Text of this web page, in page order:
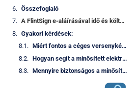
Összefoglaló
A FlintSign e-aláírásával idő és költség is csökkenthető
Gyakori kérdések:
Miért fontos a céges versenyképesség szempontjából a digitalizáció?
Hogyan segít a minősített elektronikus aláírás a vállalatoknak?
Mennyire biztonságos a minősített elektronikus aláírás?